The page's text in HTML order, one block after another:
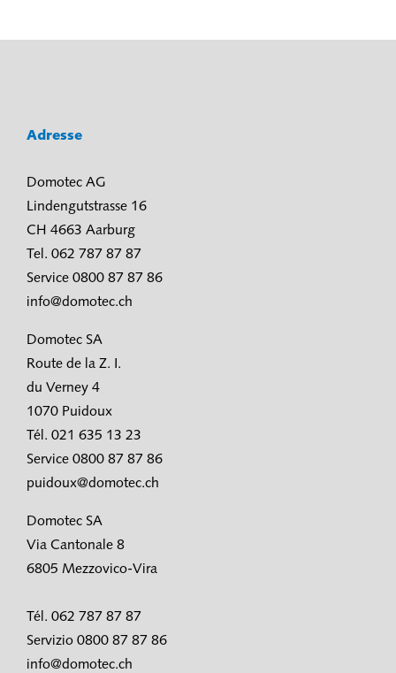
Adresse
Domotec AG
Lindengutstrasse 16
CH 4663 Aarburg
Tel. 062 787 87 87
Service 0800 87 87 86
info@domotec.ch
Domotec SA
Route de la Z. I.
du Verney 4
1070 Puidoux
Tél. 021 635 13 23
Service 0800 87 87 86
puidoux@domotec.ch
Domotec SA
Via Cantonale 8
6805 Mezzovico-Vira
Tél. 062 787 87 87
Servizio 0800 87 87 86
info@domotec.ch